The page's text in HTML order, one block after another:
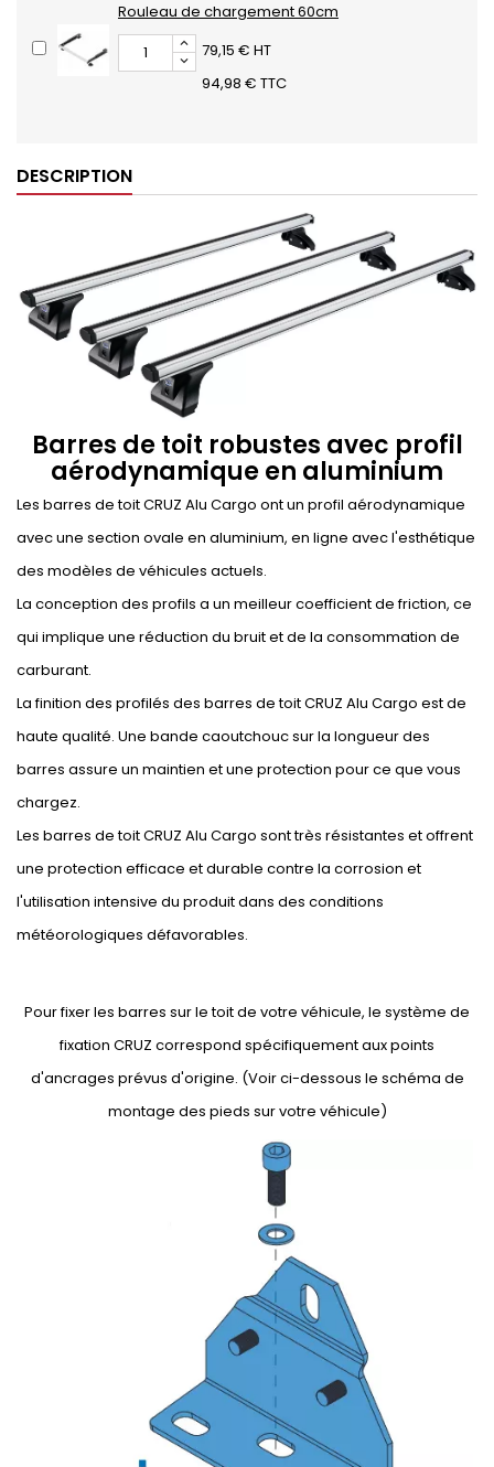
Rouleau de chargement 60cm
79,15 € HT
94,98 € TTC
DESCRIPTION
Barres de toit robustes avec profil
aérodynamique en aluminium
Les barres de toit CRUZ Alu Cargo ont un profil aérodynamique
avec une section ovale en aluminium, en ligne avec l'esthétique
des modèles de véhicules actuels.
La conception des profils a un meilleur coefficient de friction, ce
qui implique une réduction du bruit et de la consommation de
carburant.
La finition des profilés des barres de toit CRUZ Alu Cargo est de
haute qualité. Une bande caoutchouc sur la longueur des
barres assure un maintien et une protection pour ce que vous
chargez.
Les barres de toit CRUZ Alu Cargo sont très résistantes et offrent
une protection efficace et durable contre la corrosion et
l'utilisation intensive du produit dans des conditions
météorologiques défavorables.
Pour fixer les barres sur le toit de votre véhicule, le système de
fixation CRUZ correspond spécifiquement aux points
d'ancrages prévus d'origine. (Voir ci-dessous le schéma de
montage des pieds sur votre véhicule)